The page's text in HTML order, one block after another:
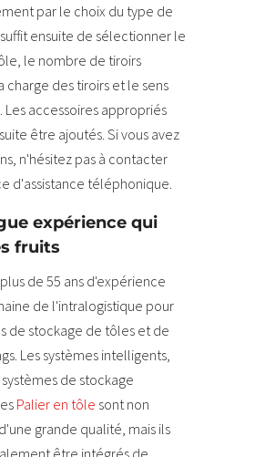
par le choix du type de
ensuite de sélectionner le
le nombre de tiroirs
charge des tiroirs et le sens
Les accessoires appropriés
être ajoutés. Si vous avez
n'hésitez pas à contacter
d'assistance téléphonique.
expérience qui
fruits
de 55 ans d'expérience
de l'intralogistique pour
de stockage de tôles et de
Les systèmes intelligents,
de stockage
Palier en tôle sont non
grande qualité, mais ils